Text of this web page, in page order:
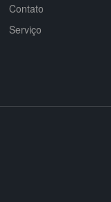
Contato
Serviço